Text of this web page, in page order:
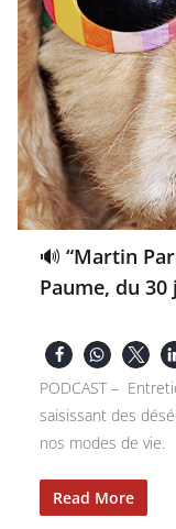
🔊 “Martin
Paume, du
PODCAST –
saisissant des
nos modes de vie.
Read More